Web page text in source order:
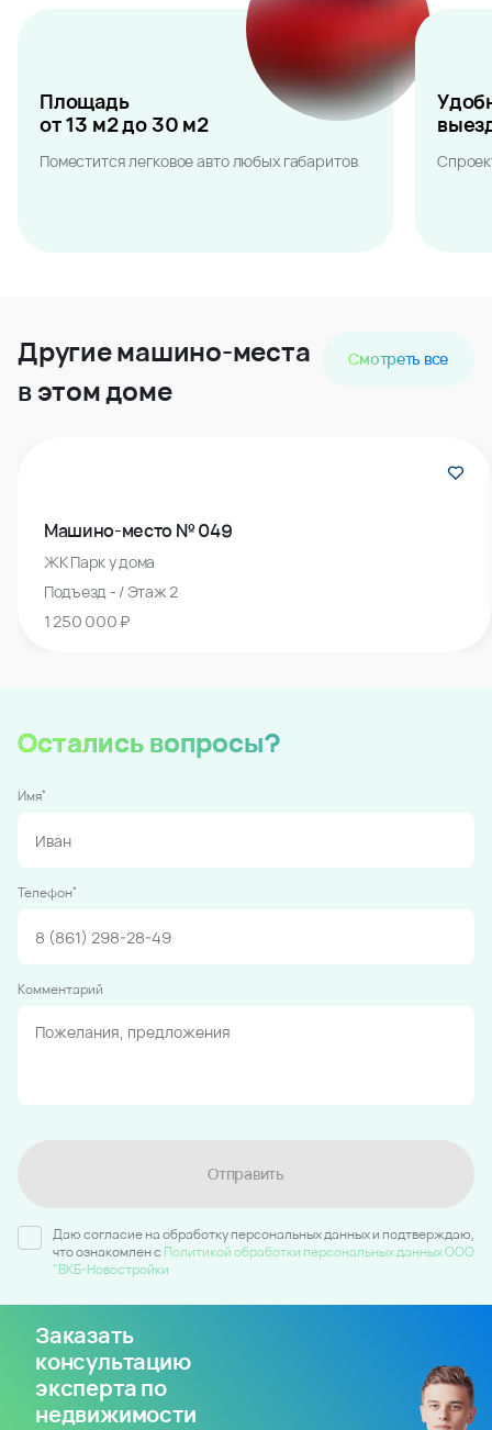
Площадь
от 13 м2 до 30 м2
Поместится легковое авто любых габаритов
Другие машино-места
в этом доме
Смотреть все
Машино-место № 049
ЖК Парк у дома
Подъезд - / Этаж 2
1 250 000 ₽
Остались вопросы?
Имя*
Телефон*
Комментарий
Отправить
Даю согласие на обработку персональных данных и подтверждаю,
что ознакомлен c Политикой обработки персональных данных ООО
"ВКБ-Новостройки
Заказать
консультацию
эксперта по
недвижимости